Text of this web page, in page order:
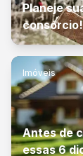
Planeje
consórcio!
Imóveis
Antes de
essas 6